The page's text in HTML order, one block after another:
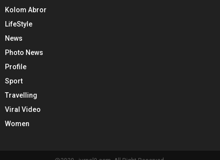
Kolom Abror
LifeStyle
News
Photo News
Profile
Sport
Travelling
Viral Video
Women